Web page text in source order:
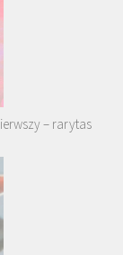
– rarytas